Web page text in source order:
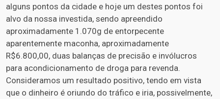
alguns pontos da cidade e hoje um destes pontos foi
alvo da nossa investida, sendo apreendido
aproximadamente 1.070g de entorpecente
aparentemente maconha, aproximadamente
R$6.800,00, duas balanças de precisão e invólucros
para acondicionamento de droga para revenda.
Consideramos um resultado positivo, tendo em vista
que o dinheiro é oriundo do tráfico e iria, possivelmente,